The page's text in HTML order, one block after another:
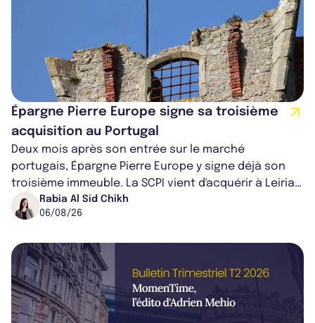
Épargne Pierre Europe signe sa troisième
acquisition au Portugal
Deux mois après son entrée sur le marché
portugais, Épargne Pierre Europe y signe déjà son
troisième immeuble. La SCPI vient d'acquérir à Leiria,
dans le centre du pays, un établis...
Rabia Al Sid Chikh
06/08/26